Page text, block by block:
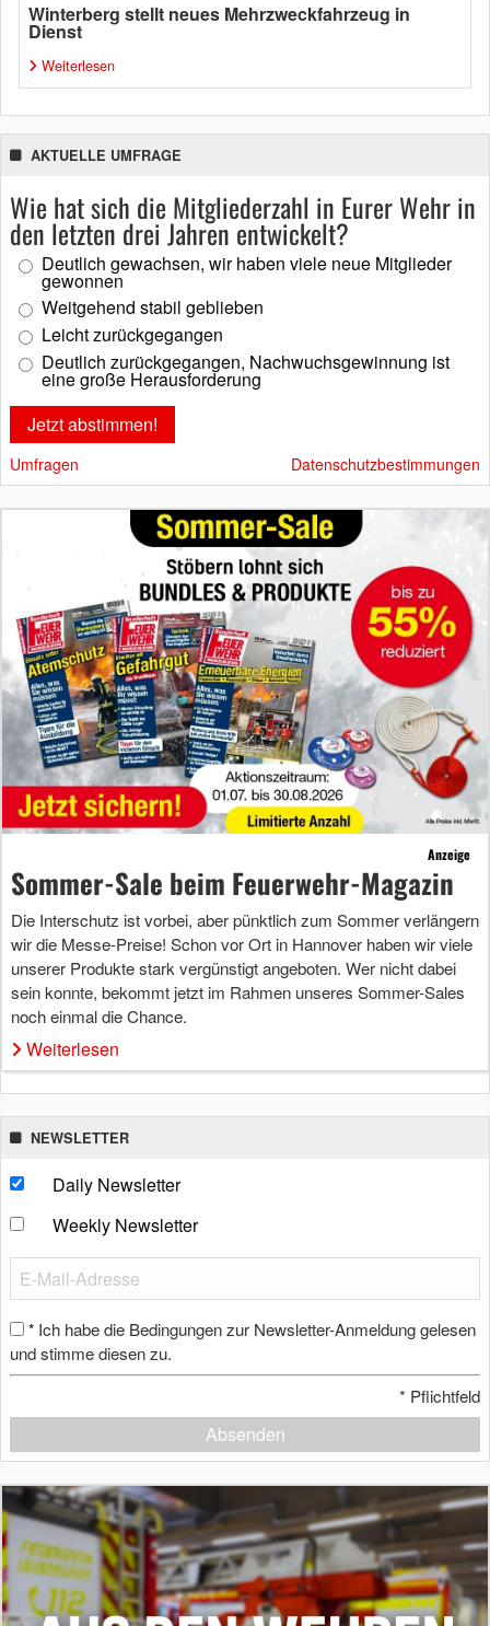
Winterberg stellt neues Mehrzweckfahrzeug in
Dienst
Weiterlesen
AKTUELLE UMFRAGE
Wie hat sich die Mitgliederzahl in Eurer Wehr in
den letzten drei Jahren entwickelt?
Deutlich gewachsen, wir haben viele neue Mitglieder
gewonnen
Weitgehend stabil geblieben
Leicht zurückgegangen
Deutlich zurückgegangen, Nachwuchsgewinnung ist
eine große Herausforderung
Umfragen Datenschutzbestimmungen
Anzeige
Sommer-Sale beim Feuerwehr-Magazin
Die Interschutz ist vorbei, aber pünktlich zum Sommer verlängern
wir die Messe-Preise! Schon vor Ort in Hannover haben wir viele
unserer Produkte stark vergünstigt angeboten. Wer nicht dabei
sein konnte, bekommt jetzt im Rahmen unseres Sommer-Sales
noch einmal die Chance.
Weiterlesen
NEWSLETTER
Daily Newsletter
Weekly Newsletter
* Ich habe die Bedingungen zur Newsletter-Anmeldung gelesen
und stimme diesen zu.
* Pflichtfeld
Absenden